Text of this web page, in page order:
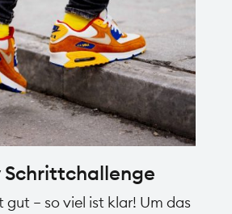
Schrittchallenge
gut – so viel ist klar! Um das